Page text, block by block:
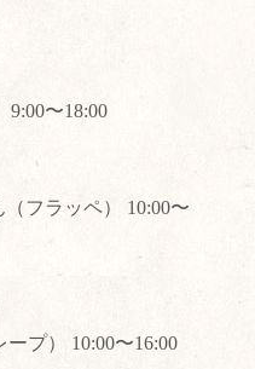
〜18:00
フラッペ） 10:00〜
プ） 10:00〜16:00